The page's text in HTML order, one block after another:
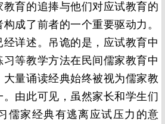
育的追捧与他们对应试教育的
成了前者的一个重要驱动力。
详述。吊诡的是，应试教育中
等教学方法在民间儒家教育中
量诵读经典始终被视为儒家教
由此可见，虽然家长和学生们
儒家经典有逃离应试压力的意